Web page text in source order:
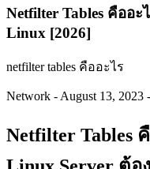
Netfilter Tables คืออ
Linux [2026]
netfilter tables คืออะไร
Network - August 13, 2023 -
Netfilter Tables